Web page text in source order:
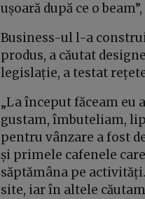
ușoară după ce o
Business-ul l-a
produs, a căutat
legislație, a testat
„La început făceam eu
gustam, îmbuteliam,
pentru vânzare a fost
și primele cafenele
săptămâna pe
site, iar în altele